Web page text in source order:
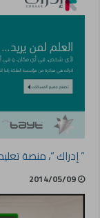
” إدراك “، منصة
2014/05/09